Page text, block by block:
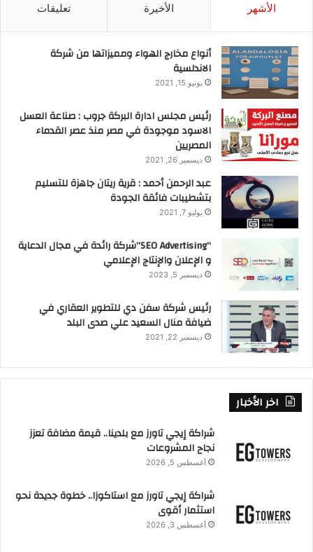
F
a
c
e
b
o
o
k
M
a
st
o
d
o
n
E
m
ai
S
h
ar
e
استثمار العقار عقار
الأشهر الأخيرة تعليقات
أنواع مخارج الهواء ومميزاتها من شركة
الاندلسية
يونيو 15, 2021
رئيس مجلس ادارة البركة جروب : صناعة العسل
الاسود موجودة في مصر منذ عصر القدماء
المصريين
ديسمبر 26, 2021
عبد الرحمن أحمد : قرية ريتان جاهزة للتسليم
بتشطيبات فائقة الجودة
يوليو 7, 2021
“SEO Advertising”شركة رائدة في مجال الدعاية
و الإعلان والإنتاج الإعلامي
ديسمبر 5, 2023
رئيس شركة سفن دي للتطوير العقاري في
ضيافة منال السعيد علي صدى البلد
ديسمبر 22, 2021
اخر الأخبار
شراكة إيجي تاورز مع بلدينا.. قيمة مضافة تعزز
نجاح المشروعات
أغسطس 5, 2026
شراكة إيجي تاورز مع استاكوزا.. خطوة جديدة نحو
استثمار أقوى
أغسطس 3, 2026